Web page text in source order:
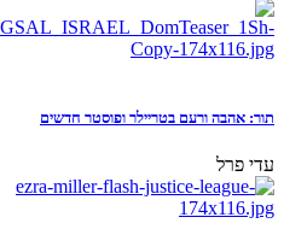
תור: אהבה ורעם בטריילר ופוסטר חדשים
עדי פרל